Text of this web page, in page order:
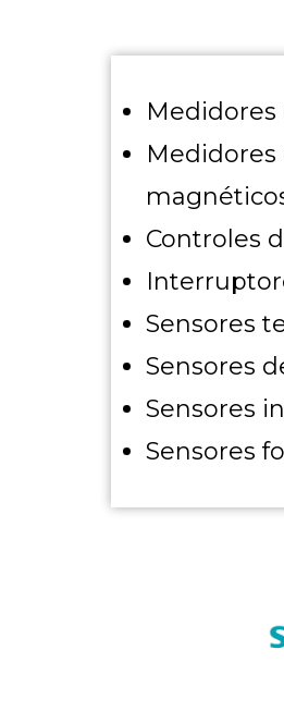
Medidores
Controles
Sensores
Sensores
Sensores
Sensores